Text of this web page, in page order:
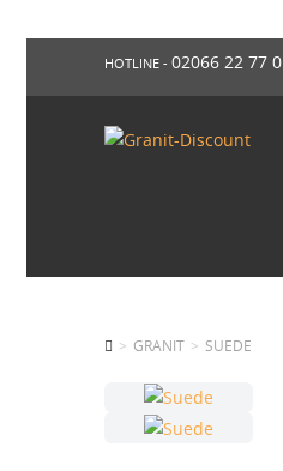
HOTLINE - 02066 22 77 0
GRANIT SUEDE